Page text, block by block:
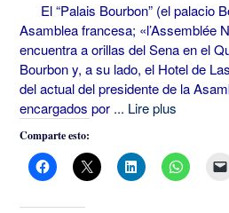
El “Palais Bourbon” (el palacio
Asamblea francesa; «l’Assemblée
encuentra a orillas del Sena en el
Bourbon y, a su lado, el Hotel de
del actual del presidente de la
encargados por ... Lire plus
Comparte esto: